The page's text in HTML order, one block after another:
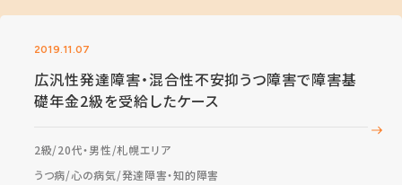
2019.11.07
広汎性発達障害・混合性不安抑うつ障害で障害基
礎年金2級を受給したケース
2級 20代・男性 札幌エリア
うつ病 心の病気 発達障害・知的障害